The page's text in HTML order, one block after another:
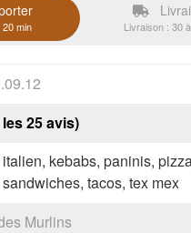
20 min Livraison : 30
25 avis)
kebabs, paninis,
tacos, tex mex
Murlins